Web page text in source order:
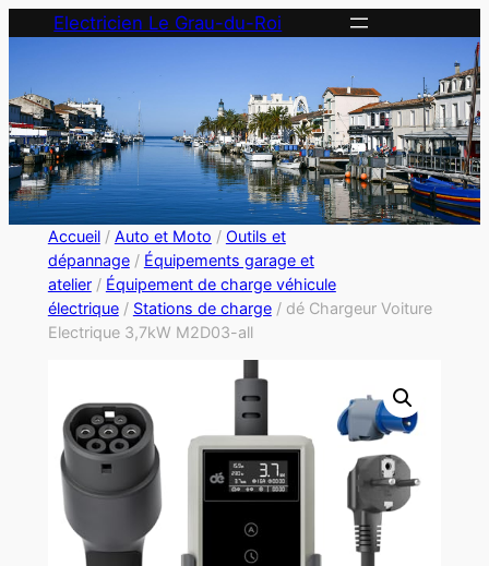
Electricien Le Grau-du-Roi
Accueil/ Auto et Moto / Outils et
dépannage/ Équipements garage et
atelier/ Équipement de charge véhicule
électrique/ Stations de charge/ dé Chargeur Voiture
Electrique 3,7kW M2D03-all